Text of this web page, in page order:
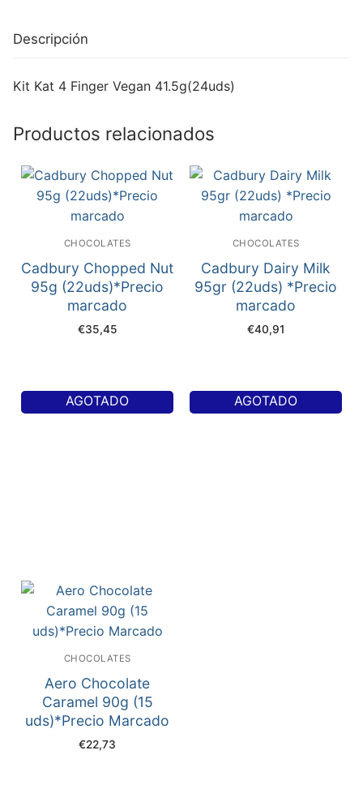
Descripción
Kit Kat 4 Finger Vegan 41.5g(24uds)
Productos relacionados
CHOCOLATES
Cadbury Chopped Nut
95g (22uds)*Precio
marcado
€35,45
AGOTADO
CHOCOLATES
Cadbury Dairy Milk
95gr (22uds) *Precio
marcado
€40,91
AGOTADO
CHOCOLATES
Aero Chocolate
Caramel 90g (15
uds)*Precio Marcado
€22,73